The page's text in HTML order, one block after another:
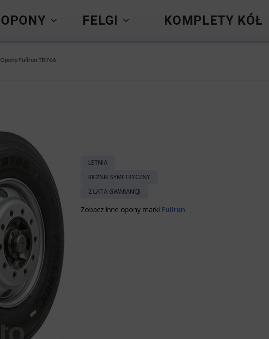
OPONY FELGI KOMPLETY KÓŁ
Opony Fullrun TB766
LETNIA
BIEŻNIK SYMETRYCZNY
2 LATA GWARANCJI
Zobacz inne opony marki Fullrun